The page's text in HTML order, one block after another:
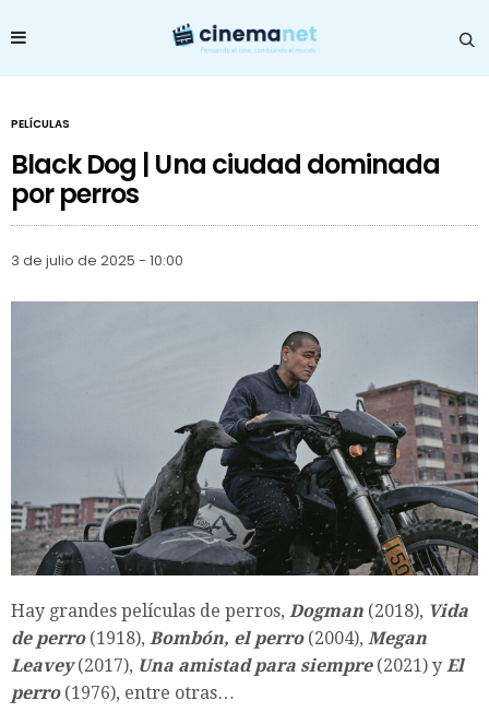
PELÍCULAS
Black Dog | Una ciudad dominada
por perros
3 de julio de 2025 - 10:00
Hay grandes películas de perros, Dogman (2018), Vida
de perro(1918), Bombón, el perro(2004), Megan
Leavey(2017), Una amistad para siempre(2021) y El
perro(1976), entre otras…